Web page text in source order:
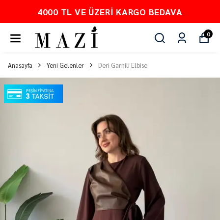
PEŞİN FİYATINA 3 TAKSİT
0
Anasayfa Yeni Gelenler Deri Garnili Elbise